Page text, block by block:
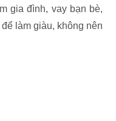
gia đình, vay bạn bè,
làm giàu, không nên